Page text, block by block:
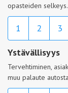
opasteiden selkeys.
1 2 3
Ystävällisyys
Tervehtiminen,
muu palaute